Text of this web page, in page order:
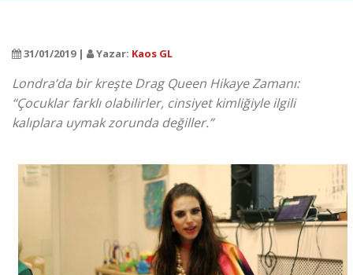
31/01/2019 | Yazar: Kaos GL
Londra’da bir kreşte Drag Queen Hikaye Zamanı:
“Çocuklar farklı olabilirler, cinsiyet kimliğiyle ilgili
kalıplara uymak zorunda değiller.”